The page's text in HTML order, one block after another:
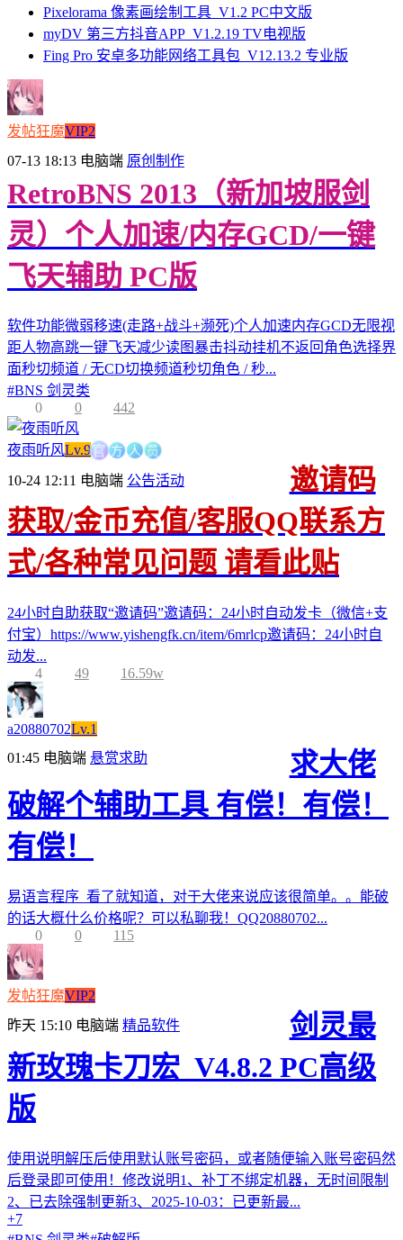
Pixelorama 像素画绘制工具_V1.2 PC中文版
myDV 第三方抖音APP_V1.2.19 TV电视版
Fing Pro 安卓多功能网络工具包_V12.13.2 专业版
发帖狂魔VIP2
07-13 18:13 电脑端 原创制作
RetroBNS 2013（新加坡服剑
灵）个人加速/内存GCD/一键
飞天辅助 PC版
软件功能微弱移速(走路+战斗+濒死)个人加速内存GCD无限视
距人物高跳一键飞天减少读图暴击抖动挂机不返回角色选择界
面秒切频道 / 无CD切换频道秒切角色 / 秒...
#BNS 剑灵类
0
0 442
夜雨听风Lv.9官方人员
10-24 12:11 电脑端 公告活动
邀请码
获取/金币充值/客服QQ联系方
式/各种常见问题 请看此贴
24小时自助获取“邀请码”邀请码：24小时自动发卡（微信+支
付宝）https://www.yishengfk.cn/item/6mrlcp邀请码：24小时自
动发...
4
49 16.59w
a20880702Lv.1
01:45 电脑端 悬赏求助
求大佬
破解个辅助工具 有偿！有偿！
有偿！
易语言程序 看了就知道，对于大佬来说应该很简单。。能破
的话大概什么价格呢？可以私聊我！QQ20880702...
0
0 115
发帖狂魔VIP2
昨天 15:10 电脑端 精品软件
剑灵最
新玫瑰卡刀宏_V4.8.2 PC高级
版
使用说明解压后使用默认账号密码，或者随便输入账号密码然
后登录即可使用！修改说明1、补丁不绑定机器，无时间限制
2、已去除强制更新3、2025-10-03：已更新最...
+7